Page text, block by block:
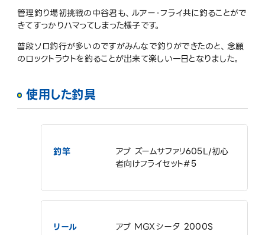
管理釣り場初挑戦の中谷君も、ルアー・フライ共に釣ることがで
きてすっかりハマってしまった様子です。
普段ソロ釣行が多いのですがみんなで釣りができたのと、念願
のロックトラウトを釣ることが出来て楽しい一日となりました。
使用した釣具
釣竿
アブ ズームサファリ605L/初心
者向けフライセット#5
リール アブ MGXシータ 2000S